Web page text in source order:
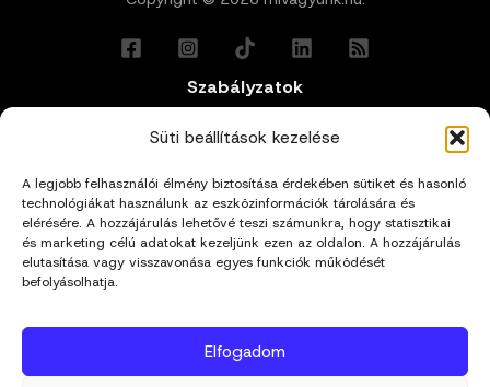
Süti beállítások kezelése
A legjobb felhasználói élmény biztosítása érdekében sütiket és hasonló
technológiákat használunk az eszközinformációk tárolására és
elérésére. A hozzájárulás lehetővé teszi számunkra, hogy statisztikai
és marketing célú adatokat kezeljünk ezen az oldalon. A hozzájárulás
elutasítása vagy visszavonása egyes funkciók működését
befolyásolhatja.
Elfogadom
Szabályzatok
Általános Felhasználási Feltételek
Adatkezelési Tájékoztató
Impresszum
Kapcsolat